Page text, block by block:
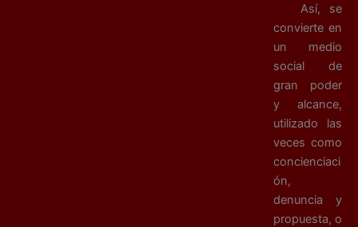
Así, se
convierte en
un medio
social de
gran poder
y alcance,
utilizado las
veces como
concienciaci
ón,
denuncia y
propuesta, o